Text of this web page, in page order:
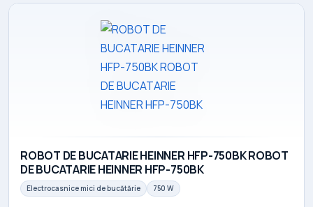
ROBOT DE BUCATARIE HEINNER HFP-750BK ROBOT
DE BUCATARIE HEINNER HFP-750BK
Electrocasnice mici de bucătărie 750 W